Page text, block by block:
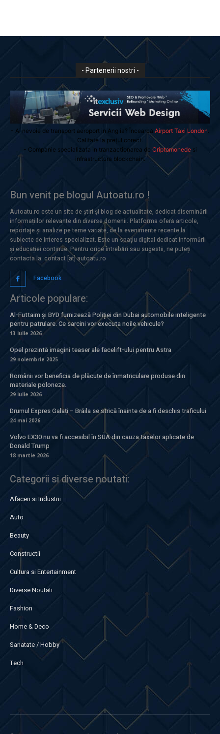
- Partenerii nostri -
- Ai nevoie de transport aeroport in Anglia? Încearcă Airport Taxi London
Calitate la prețul corect.
- Companie specializata in tranzactionarea de Criptomonedesi
infrastructura blockchain.
Bun venit pe blogul Autoatu.ro !
Autoatu.ro este un site de știri și blog de actualitate, dedicat diseminării
informațiilor relevante din diverse domenii. Platforma oferă articole,
reportaje și analize pe teme variate, de la evenimente recente la
subiecte de interes specializat. Este un spațiu digital dedicat informării
și educației continue. Pentru orice întrebări sau sugestii, ne puteți
contacta la: contact [at] autoatu.ro
Facebook
Articole populare:
Al-Futtaim și BYD furnizează Poliției din Dubai automobile inteligente
pentru patrulare. Ce sarcini vor executa noile vehicule?
13 iulie 2026
Opel prezintă imagini teaser ale facelift-ului pentru Astra
29 noiembrie 2025
Românii vor beneficia de plăcuțe de înmatriculare produse din
materiale poloneze.
29 iulie 2026
Drumul Expres Galați – Brăila se strică înainte de a fi deschis traficului
24 mai 2026
Volvo EX30 nu va fi accesibil în SUA din cauza taxelor aplicate de
Donald Trump
18 martie 2026
Categorii si diverse noutati:
Afaceri si Industrii
Auto
Beauty
Constructii
Cultura si Entertainment
Diverse Noutati
Fashion
Home & Deco
Sanatate / Hobby
Tech